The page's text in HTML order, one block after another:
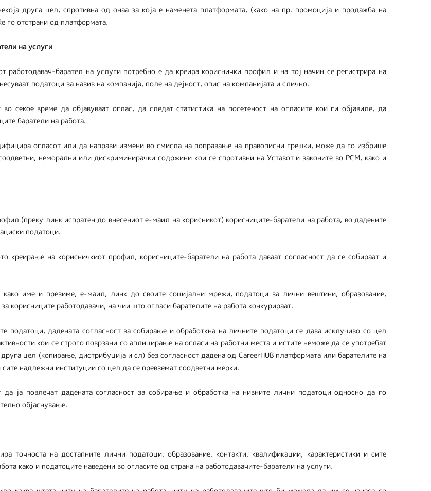
друга цел, спротивна од онаа за која е наменета платформата, (како на пр. промоција и продажба на
го отстрани од платформата.
на услуги
работодавач-барател на услуги потребно е да креира кориснички профил и на тој начин се регистрира на
податоци за назив на компанија, поле на дејност, опис на компанијата и слично.
секое време да објавуваат оглас, да следат статистика на посетеност на огласите кои ги објавиле, да
баратели на работа.
огласот или да направи измени во смисла на поправање на правописни грешки, може да го избрише
неморални или дискриминирачки содржини кои се спротивни на Уставот и законите во РСМ, како и
(преку линк испратен до внесениот е-маил на корисникот) корисниците-баратели на работа, во дадените
податоци.
креирање на корисничкиот профил, корисниците-баратели на работа даваат согласност да се собираат и
како име и презиме, е-маил, линк до своите социјални мрежи, податоци за лични вештини, образование,
корисниците работодавачи, на чии што огласи барателите на работа конкурираат.
податоци, дадената согласност за собирање и обработкна на личните податоци се дава исклучиво со цел
кои се строго поврзани со аплицирање на огласи на работни места и истите неможе да се употребат
цел (копирање, дистрибуција и сл) без согласност дадена од CareerHUB платформата или барателите на
сите надлежни институции со цел да се превземат соодветни мерки.
ја повлечат дадената согласност за собирање и обработка на нивните лични податоци односно да го
објаснување.
точноста на достапните лични податоци, образование, контакти, квалификации, карактеристики и сите
како и податоците наведени во огласите од страна на работодавачите-баратели на услуги.